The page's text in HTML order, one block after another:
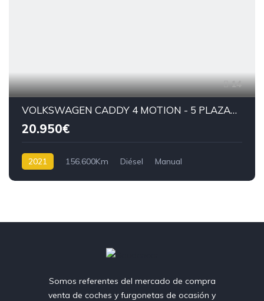
14
VOLKSWAGEN CADDY 4 MOTION - 5 PLAZAS - 2021-122 CV-D
20.950€
2021 156.600Km Diésel Manual
Somos referentes del mercado de compra
venta de coches y furgonetas de ocasión y